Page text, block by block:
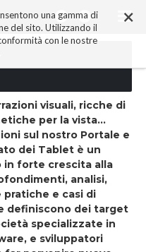
×
una gamma di
del sito. Utilizzando il
con le nostre
per la vista...
sul nostro Portale e
dei Tablet è un
in forte crescita alla
analisi,
e casi di
definiscono dei target
specializzate in
e sviluppatori